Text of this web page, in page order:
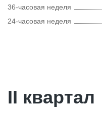
36-часовая неделя
24-часовая неделя
II квартал